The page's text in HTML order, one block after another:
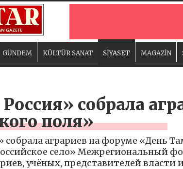
GÜNDEM KÜLTÜR SANAT SİYASET MAGAZİN
собрала
поля»
собрала аграриев на форуме «День
село» Межрегиональный
учёных, представителей власти